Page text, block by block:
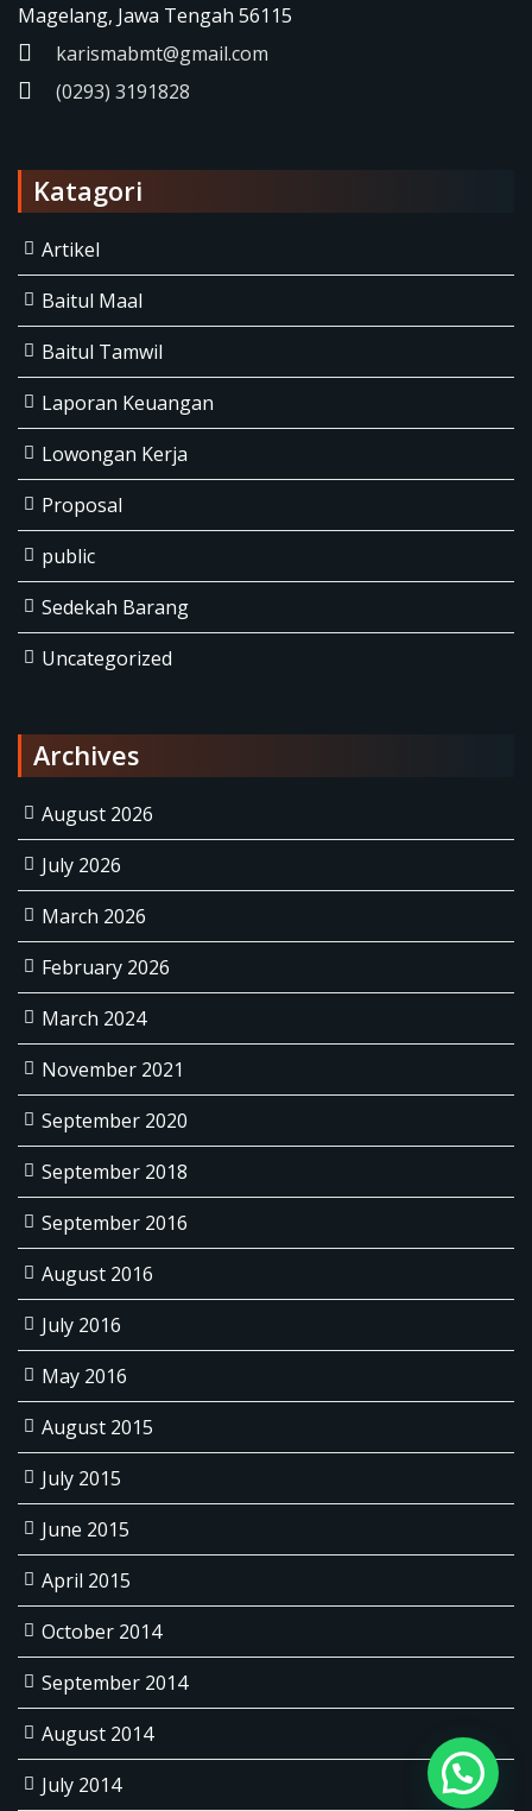
Magelang, Jawa Tengah 56115
karismabmt@gmail.com
(0293) 3191828
Katagori
Artikel
Baitul Maal
Baitul Tamwil
Laporan Keuangan
Lowongan Kerja
Proposal
public
Sedekah Barang
Uncategorized
Archives
August 2026
July 2026
March 2026
February 2026
March 2024
November 2021
September 2020
September 2018
September 2016
August 2016
July 2016
May 2016
August 2015
July 2015
June 2015
April 2015
October 2014
September 2014
August 2014
July 2014